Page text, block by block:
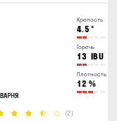
Крепость
4.5 °
Горечь
13 IBU
Плотность
12 %
(2)